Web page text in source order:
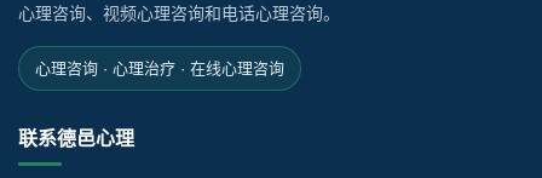
心理咨询、视频心理咨询和电话心理咨询。
心理咨询 · 心理治疗 · 在线心理咨询
联系德邑心理